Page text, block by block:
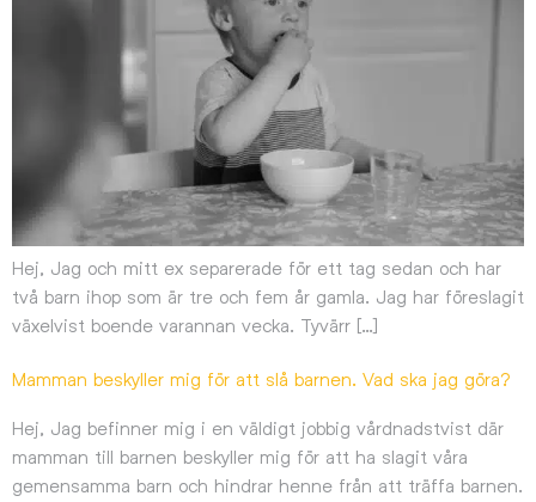
Hej, Jag och mitt ex separerade för ett tag sedan och har
två barn ihop som är tre och fem år gamla. Jag har föreslagit
växelvist boende varannan vecka. Tyvärr […]
Mamman beskyller mig för att slå barnen. Vad ska jag göra?
Hej, Jag befinner mig i en väldigt jobbig vårdnadstvist där
mamman till barnen beskyller mig för att ha slagit våra
gemensamma barn och hindrar henne från att träffa barnen.